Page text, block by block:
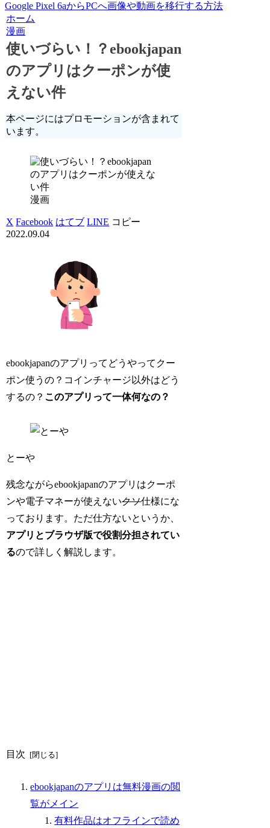
Google Pixel 6aからPCへ画像や動画を移行する方法
ホーム
漫画
使いづらい！？ebookjapan
のアプリはクーポンが使
えない件
本ページにはプロモーションが含まれて
います。
漫画
X Facebook はてブ LINE コピー
2022.09.04
ebookjapanのアプリってどうやってクー
ポン使うの？コインチャージ以外はどう
するの？ このアプリ って一体何なの？
とーや
残念ながらebookjapanのアプリはクーポ
ンや電子マネーが使えないクソ仕様にな
っております。ただ仕方ないというか、
アプリとブラウザ版で役割分担されてい
るので詳しく解説します。
目次
ebookjapanのアプリは無料漫画の閲
覧がメイン
有料作品はオフラインで読め